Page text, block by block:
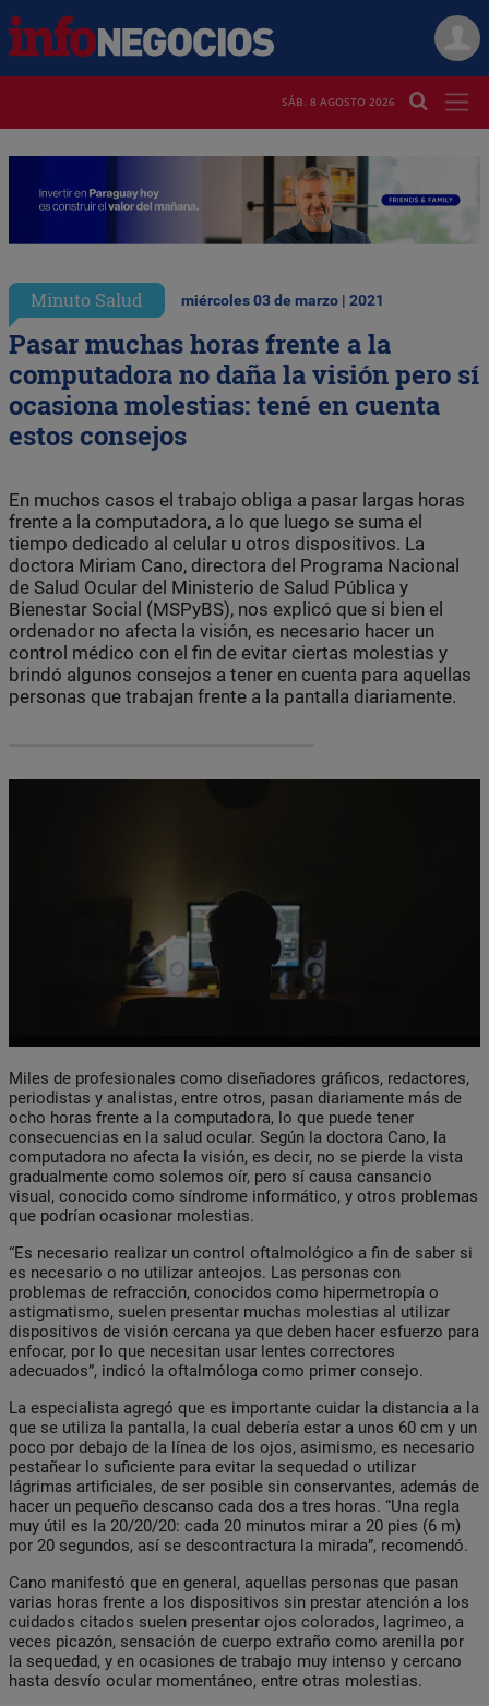
SÁB. 8 AGOSTO 2026
Minuto Salud miércoles 03 de marzo | 2021
Pasar muchas horas frente a la
computadora no daña la visión pero sí
ocasiona molestias: tené en cuenta
estos consejos
En muchos casos el trabajo obliga a pasar largas horas
frente a la computadora, a lo que luego se suma el
tiempo dedicado al celular u otros dispositivos. La
doctora Miriam Cano, directora del Programa Nacional
de Salud Ocular del Ministerio de Salud Pública y
Bienestar Social (MSPyBS), nos explicó que si bien el
ordenador no afecta la visión, es necesario hacer un
control médico con el fin de evitar ciertas molestias y
brindó algunos consejos a tener en cuenta para aquellas
personas que trabajan frente a la pantalla diariamente.
Miles de profesionales como diseñadores gráficos, redactores,
periodistas y analistas, entre otros, pasan diariamente más de
ocho horas frente a la computadora, lo que puede tener
consecuencias en la salud ocular. Según la doctora Cano, la
computadora no afecta la visión, es decir, no se pierde la vista
gradualmente como solemos oír, pero sí causa cansancio
visual, conocido como síndrome informático, y otros problemas
que podrían ocasionar molestias.
“Es necesario realizar un control oftalmológico a fin de saber si
es necesario o no utilizar anteojos. Las personas con
problemas de refracción, conocidos como hipermetropía o
astigmatismo, suelen presentar muchas molestias al utilizar
dispositivos de visión cercana ya que deben hacer esfuerzo para
enfocar, por lo que necesitan usar lentes correctores
adecuados”, indicó la oftalmóloga como primer consejo.
La especialista agregó que es importante cuidar la distancia a la
que se utiliza la pantalla, la cual debería estar a unos 60 cm y un
poco por debajo de la línea de los ojos, asimismo, es necesario
pestañear lo suficiente para evitar la sequedad o utilizar
lágrimas artificiales, de ser posible sin conservantes, además de
hacer un pequeño descanso cada dos a tres horas. “Una regla
muy útil es la 20/20/20: cada 20 minutos mirar a 20 pies (6 m)
por 20 segundos, así se descontractura la mirada”, recomendó.
Cano manifestó que en general, aquellas personas que pasan
varias horas frente a los dispositivos sin prestar atención a los
cuidados citados suelen presentar ojos colorados, lagrimeo, a
veces picazón, sensación de cuerpo extraño como arenilla por
la sequedad, y en ocasiones de trabajo muy intenso y cercano
hasta desvío ocular momentáneo, entre otras molestias.